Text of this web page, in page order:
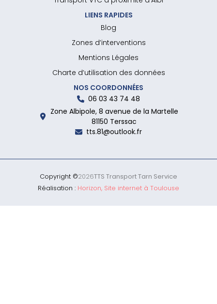
LIENS RAPIDES
Blog
Zones d’interventions
Mentions Légales
Charte d’utilisation des données
NOS COORDONNÉES
06 03 43 74 48
Zone Albipole, 8 avenue de la Martelle
81150 Terssac
tts.81@outlook.fr
Copyright ©2026TTS Transport Tarn Service
Réalisation : Horizon, Site internet à Toulouse